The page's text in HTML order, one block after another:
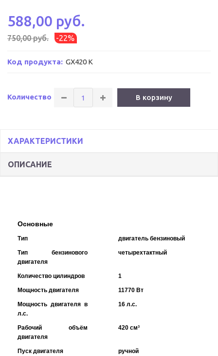
588,00 руб.
750,00 руб. -22%
Код продукта: GX420 K
Количество В корзину
ХАРАКТЕРИСТИКИ
ОПИСАНИЕ
Основные
Тип двигатель бензиновый
Тип бензинового
двигателя
четырехтактный
Количество цилиндров 1
Мощность двигателя 11770 Вт
Мощность двигателя в
л.с.
16 л.с.
Рабочий объём
двигателя
420 см³
Пуск двигателя ручной